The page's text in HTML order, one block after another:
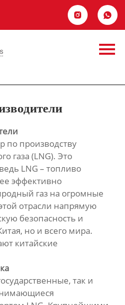
 
по производству
газа (LNG). Это
LNG – топливо
эффективно
газ на огромные
отрасли напрямую
безопасность и
но и всего мира.
китайские
так и